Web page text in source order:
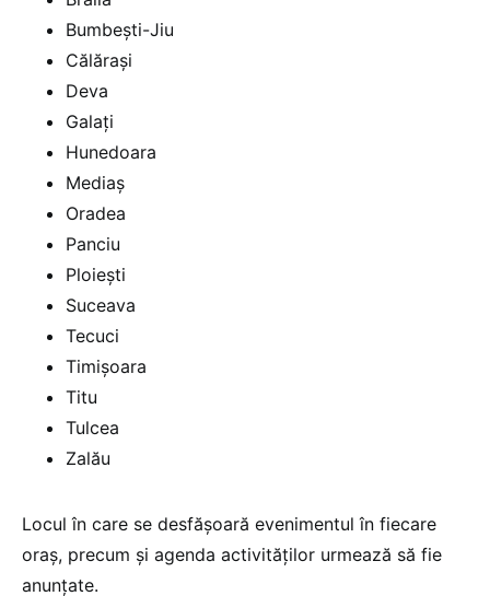
Bumbești-Jiu
Călărași
Deva
Galați
Hunedoara
Mediaș
Oradea
Panciu
Ploiești
Suceava
Tecuci
Timișoara
Titu
Tulcea
Zalău
Locul în care se desfășoară evenimentul în fiecare
oraș, precum și agenda activităților urmează să fie
anunțate.